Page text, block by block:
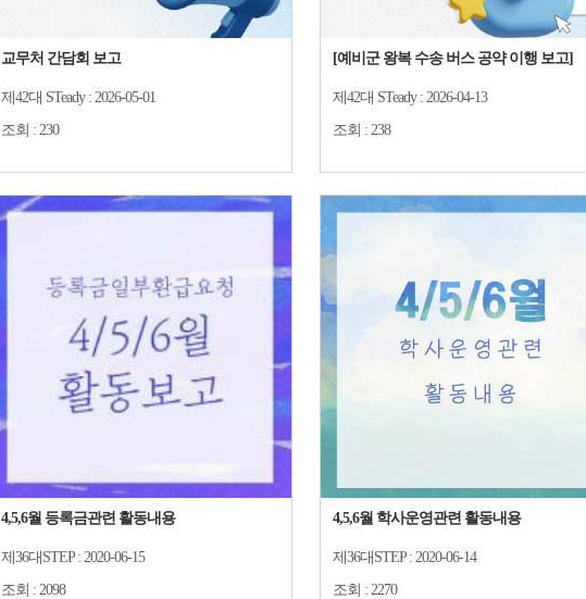
교무처 간담회 보고
제42대 STeady :2026-05-01
조회 :230
[예비군 왕복 수송 버스 공약 이행 보고]
제42대 STeady : 2026-04-13
조회 : 238
4,5,6월 등록금관련 활동내용
제36대STEP :2020-06-15
조회 :2098
4,5,6월 학사운영관련 활동내용
제36대STEP : 2020-06-14
조회 : 2270